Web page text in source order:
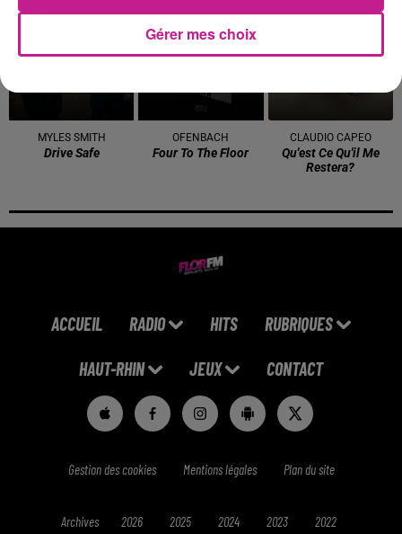
MYLES SMITH
Drive Safe
OFENBACH
Four To The Floor
CLAUDIO CAPEO
Qu'est Ce Qu'il Me
Restera?
ACCUEIL RADIO HITS RUBRIQUES
HAUT-RHIN JEUX CONTACT
Gestion des cookies Mentions légales Plan du site
Archives 2026 2025 2024 2023 2022
Gérer mes choix